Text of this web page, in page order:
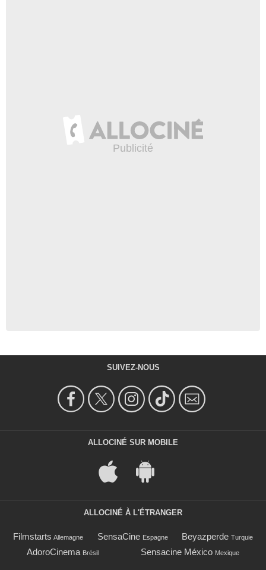
SUIVEZ-NOUS
ALLOCINÉ SUR MOBILE
ALLOCINÉ À L'ÉTRANGER
Filmstarts Allemagne SensaCine Espagne Beyazperde Turquie
AdoroCinema Brésil Sensacine México Mexique